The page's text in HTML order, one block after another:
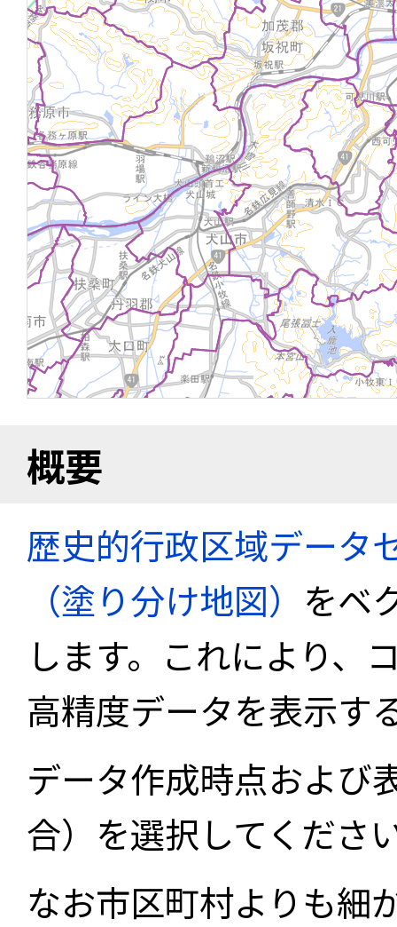
概要
歴史的行政区域データ
（塗り分け地図） をベ
します。これにより、
高精度データを表示す
データ作成時点および
合）を選択してくださ
なお市区町村よりも細